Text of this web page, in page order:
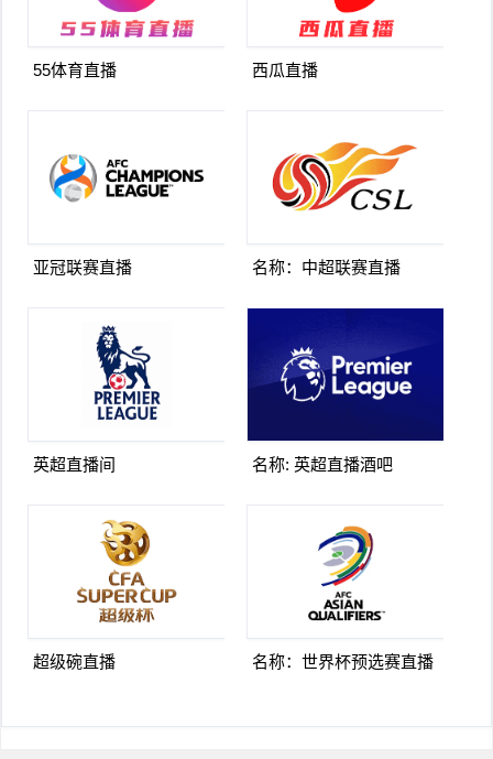
55体育直播 西瓜直播
亚冠联赛直播 名称：中超联赛直播
英超直播间 名称: 英超直播酒吧
超级碗直播 名称：世界杯预选赛直播